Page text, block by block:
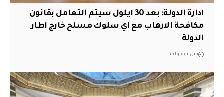
ادارة الدولة: بعد 30 ايلول سيتم التعامل بقانون
مكافحة الارهاب مع اي سلوك مسلح خارج اطار
الدولة
قبل يوم واحد